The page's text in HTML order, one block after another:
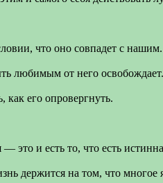
что оно совпадет с нашим.
любимым от него освобождает.
его опровергнуть.
это и есть то, что есть
держится на том, что